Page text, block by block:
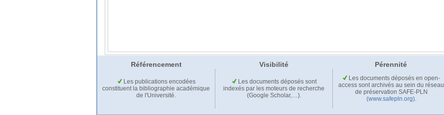
Référencement Visibilité Pérennité
Les publications encodées
constituent la bibliographie académique
de l'Université.
Les documents déposés sont
indexés par les moteurs de recherche
(Google Scholar,…).
Les documents déposés en open-
access sont archivés au sein du réseau
de préservation SAFE-PLN
(www.safepln.org).